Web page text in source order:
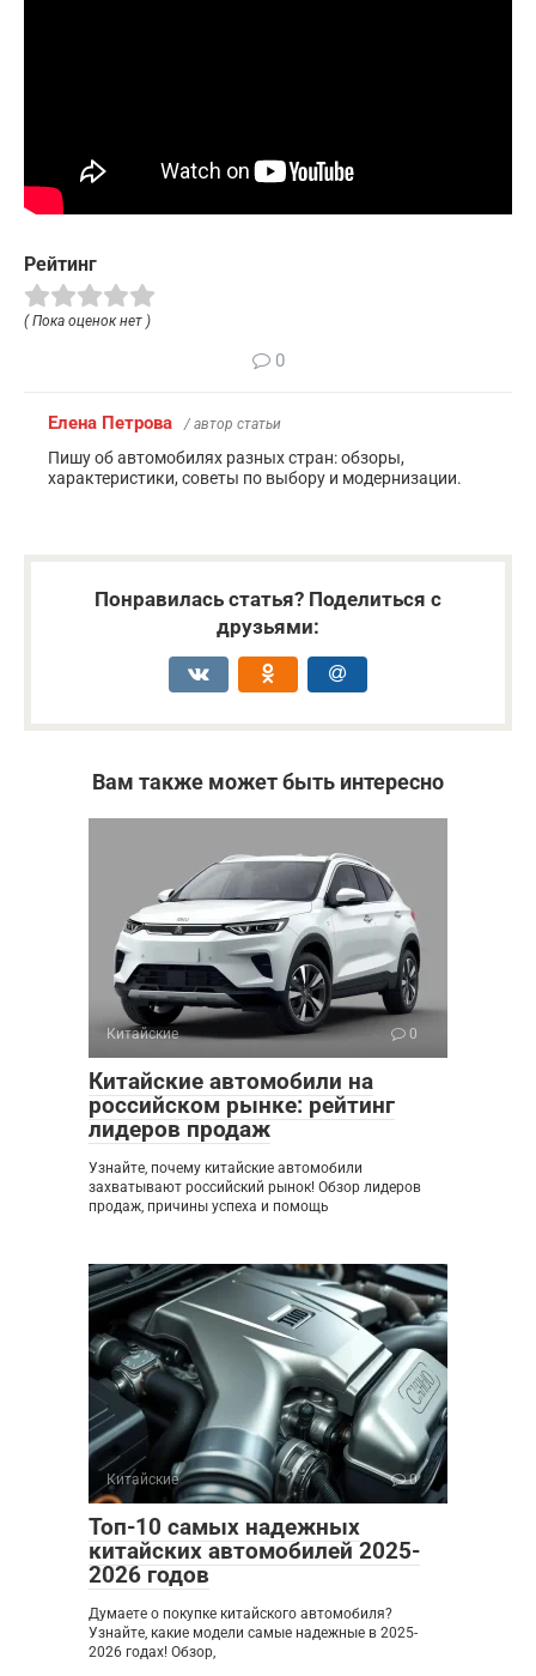
Рейтинг
( Пока оценок нет )
0
Елена Петрова / автор статьи
Пишу об автомобилях разных стран: обзоры,
характеристики, советы по выбору и модернизации.
Понравилась статья? Поделиться с
друзьями:
Вам также может быть интересно
Китайские 0
Китайские автомобили на
российском рынке: рейтинг
лидеров продаж
Узнайте, почему китайские автомобили
захватывают российский рынок! Обзор лидеров
продаж, причины успеха и помощь
Китайские 0
Топ-10 самых надежных
китайских автомобилей 2025-
2026 годов
Думаете о покупке китайского автомобиля?
Узнайте, какие модели самые надежные в 2025-
2026 годах! Обзор,